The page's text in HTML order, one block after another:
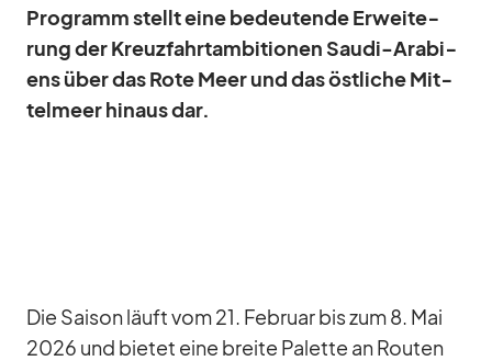
Pro­gramm stellt eine be­deu­tende Er­wei­te­
rung der Kreuz­fahr­tam­bi­tio­nen Saudi-Ara­bi­
ens über das Rote Meer und das öst­li­che Mit­
tel­meer hin­aus dar.
Die Sai­son läuft vom 21. Fe­bruar bis zum 8. Mai
2026 und bie­tet eine breite Pa­lette an Rou­ten